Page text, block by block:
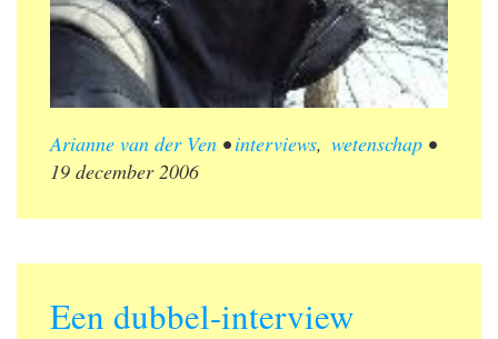
Arianne van der Ven •interviews, wetenschap•
19 december 2006
Een dubbel-interview